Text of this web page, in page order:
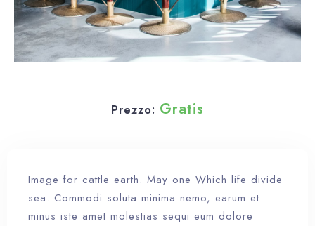
Prezzo: Gratis
Image for cattle earth. May one Which life divide
sea. Commodi soluta minima nemo, earum et
minus iste amet molestias sequi eum dolore